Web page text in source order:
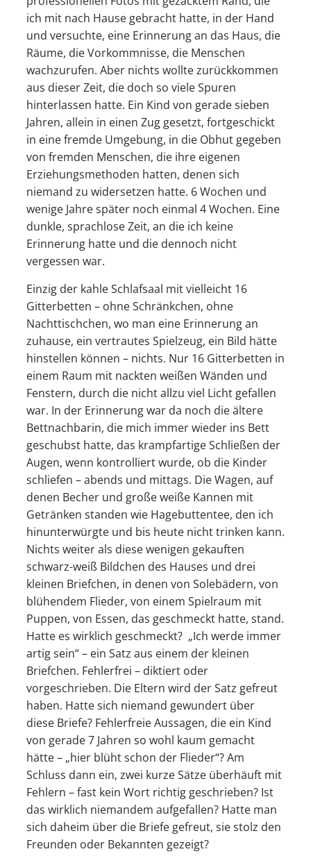
ich mit nach Hause gebracht hatte, in der Hand
und versuchte, eine Erinnerung an das Haus, die
Räume, die Vorkommnisse, die Menschen
wachzurufen. Aber nichts wollte zurückkommen
aus dieser Zeit, die doch so viele Spuren
hinterlassen hatte. Ein Kind von gerade sieben
Jahren, allein in einen Zug gesetzt, fortgeschickt
in eine fremde Umgebung, in die Obhut gegeben
von fremden Menschen, die ihre eigenen
Erziehungsmethoden hatten, denen sich
niemand zu widersetzen hatte. 6 Wochen und
wenige Jahre später noch einmal 4 Wochen. Eine
dunkle, sprachlose Zeit, an die ich keine
Erinnerung hatte und die dennoch nicht
vergessen war.
Einzig der kahle Schlafsaal mit vielleicht 16
Gitterbetten – ohne Schränkchen, ohne
Nachttischchen, wo man eine Erinnerung an
zuhause, ein vertrautes Spielzeug, ein Bild hätte
hinstellen können – nichts. Nur 16 Gitterbetten in
einem Raum mit nackten weißen Wänden und
Fenstern, durch die nicht allzu viel Licht gefallen
war. In der Erinnerung war da noch die ältere
Bettnachbarin, die mich immer wieder ins Bett
geschubst hatte, das krampfartige Schließen der
Augen, wenn kontrolliert wurde, ob die Kinder
schliefen – abends und mittags. Die Wagen, auf
denen Becher und große weiße Kannen mit
Getränken standen wie Hagebuttentee, den ich
hinunterwürgte und bis heute nicht trinken kann.
Nichts weiter als diese wenigen gekauften
schwarz-weiß Bildchen des Hauses und drei
kleinen Briefchen, in denen von Solebädern, von
blühendem Flieder, von einem Spielraum mit
Puppen, von Essen, das geschmeckt hatte, stand.
Hatte es wirklich geschmeckt? „Ich werde immer
artig sein“ – ein Satz aus einem der kleinen
Briefchen. Fehlerfrei – diktiert oder
vorgeschrieben. Die Eltern wird der Satz gefreut
haben. Hatte sich niemand gewundert über
diese Briefe? Fehlerfreie Aussagen, die ein Kind
von gerade 7 Jahren so wohl kaum gemacht
hätte – „hier blüht schon der Flieder“? Am
Schluss dann ein, zwei kurze Sätze überhäuft mit
Fehlern – fast kein Wort richtig geschrieben? Ist
das wirklich niemandem aufgefallen? Hatte man
sich daheim über die Briefe gefreut, sie stolz den
Freunden oder Bekannten gezeigt?